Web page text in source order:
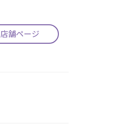
店舗ページ